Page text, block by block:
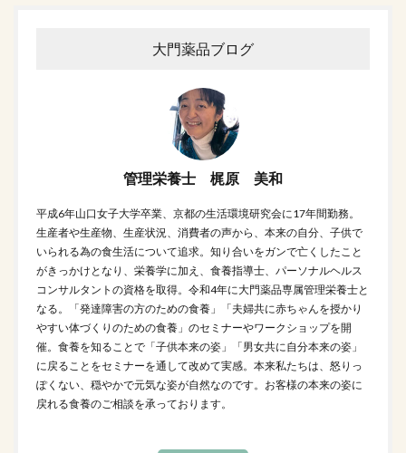
大門薬品ブログ
管理栄養士 梶原 美和
平成6年山口女子大学卒業、京都の生活環境研究会に17年間勤務。
生産者や生産物、生産状況、消費者の声から、本来の自分、子供で
いられる為の食生活について追求。知り合いをガンで亡くしたこと
がきっかけとなり、栄養学に加え、食養指導士、パーソナルヘルス
コンサルタントの資格を取得。令和4年に大門薬品専属管理栄養士と
なる。「発達障害の方のための食養」「夫婦共に赤ちゃんを授かり
やすい体づくりのための食養」のセミナーやワークショップを開
催。食養を知ることで「子供本来の姿」「男女共に自分本来の姿」
に戻ることをセミナーを通して改めて実感。本来私たちは、怒りっ
ぽくない、穏やかで元気な姿が自然なのです。お客様の本来の姿に
戻れる食養のご相談を承っております。